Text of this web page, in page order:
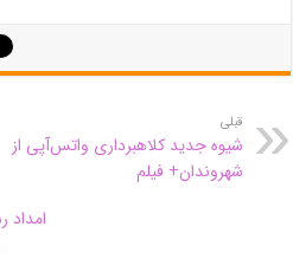
قبلی
شیوه جدید کلاهبرداری واتس‌آپی از
شهروندان+ فیلم